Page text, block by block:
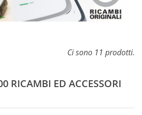
Ci sono 11 prodotti.
RICAMBI ED ACCESSORI